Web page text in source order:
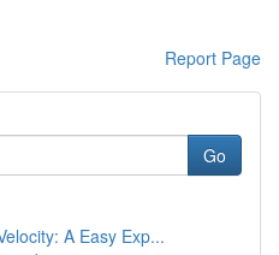
Report Page
Go
A Easy Exp...